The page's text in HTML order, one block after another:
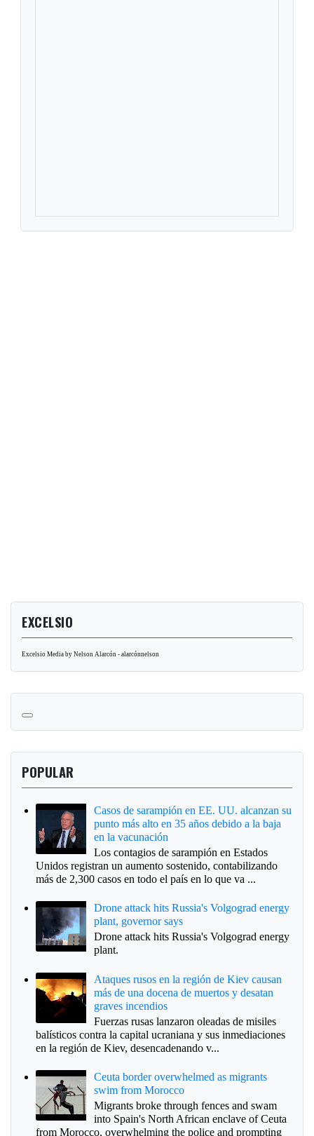
EXCELSIO
Excelsio Media by Nelson Alarcón - alarcónnelson
POPULAR
Casos de sarampión en EE. UU. alcanzan su
punto más alto en 35 años debido a la baja
en la vacunación
Los contagios de sarampión en Estados
Unidos registran un aumento sostenido, contabilizando
más de 2,300 casos en todo el país en lo que va ...
Drone attack hits Russia's Volgograd energy
plant, governor says
Drone attack hits Russia's Volgograd energy
plant.
Ataques rusos en la región de Kiev causan
más de una docena de muertos y desatan
graves incendios
Fuerzas rusas lanzaron oleadas de misiles
balísticos contra la capital ucraniana y sus inmediaciones
en la región de Kiev, desencadenando v...
Ceuta border overwhelmed as migrants
swim from Morocco
Migrants broke through fences and swam
into Spain's North African enclave of Ceuta
from Morocco, overwhelming the police and prompting